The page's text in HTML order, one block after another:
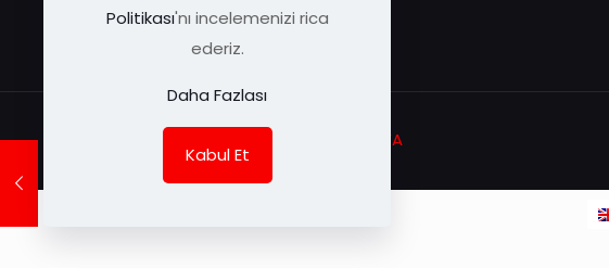
KEYA
Politikası'nı incelemenizi rica
ederiz.
Daha Fazlası
Kabul Et